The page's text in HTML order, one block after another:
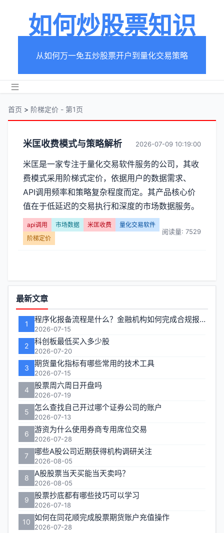
如何炒股票知识
从如何万一免五炒股票开户到量化交易策略
首页 > 阶梯定价 - 第1页
分
类
【阶
梯
定
价】
章
列
表
-
第
页
米匡收费模式与策略解析 2026-07-09 10:19:00
米匡是一家专注于量化交易软件服务的公司，其收
费模式采用阶梯式定价，依据用户的数据需求、
API调用频率和策略复杂程度而定。其产品核心价
值在于低延迟的交易执行和深度的市场数据服务。
api调用 市场数据 米匡收费
量化交易软件
阶梯定价
阅读量: 7529
功
能
区
最新文章
1 程序化报备流程是什么？金融机构如何完成合规报备
2026-07-15
2 科创板最低买入多少股
2026-07-20
3 期货量化指标有哪些常用的技术工具
2026-07-15
4 股票周六周日开盘吗
2026-07-19
5 怎么查找自己开过哪个证券公司的账户
2026-07-13
6 游资为什么使用券商专用席位交易
2026-07-28
7 哪些A股公司近期获得机构调研关注
2026-08-05
8 A股股票当天买能当天卖吗？
2026-08-05
9 股票抄底都有哪些技巧可以学习
2026-07-18
10 如何在同花顺完成股票期货账户充值操作
2026-07-28